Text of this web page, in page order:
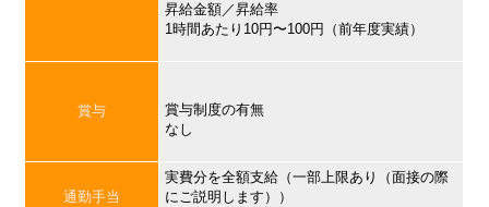
昇給金額／昇給率
1時間あたり10円〜100円（前年度実績）
賞与
賞与制度の有無
なし
通勤手当
実費分を全額支給（一部上限あり（面接の際
にご説明します））